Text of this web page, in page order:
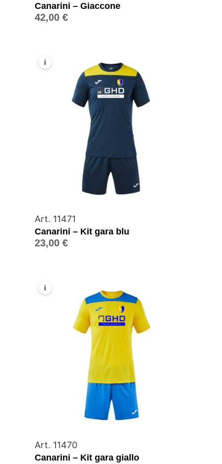
Canarini – Giaccone
42,00€
i
Art. 11471
Canarini – Kit gara blu
23,00€
i
Art. 11470
Canarini – Kit gara giallo